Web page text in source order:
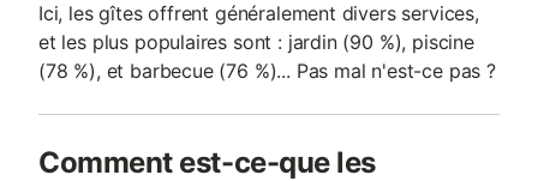
Ici, les gîtes offrent généralement divers services,
et les plus populaires sont : jardin (90 %), piscine
(78 %), et barbecue (76 %)... Pas mal n'est-ce pas ?
Comment est-ce-que les